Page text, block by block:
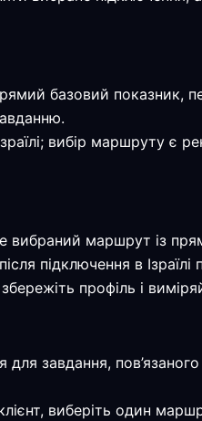
базовий показник,
вибір маршруту є
вибраний маршрут із
підключення в
профіль і
завдання,
виберіть один